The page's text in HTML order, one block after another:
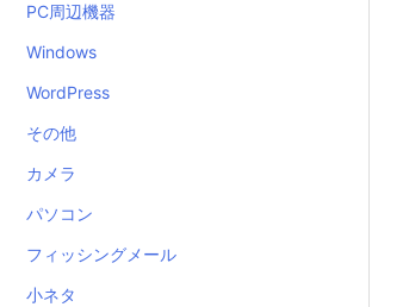
PC周辺機器
Windows
WordPress
その他
カメラ
パソコン
フィッシングメール
小ネタ